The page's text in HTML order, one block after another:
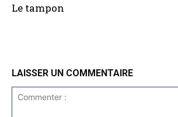
Le tampon
LAISSER UN COMMENTAIRE